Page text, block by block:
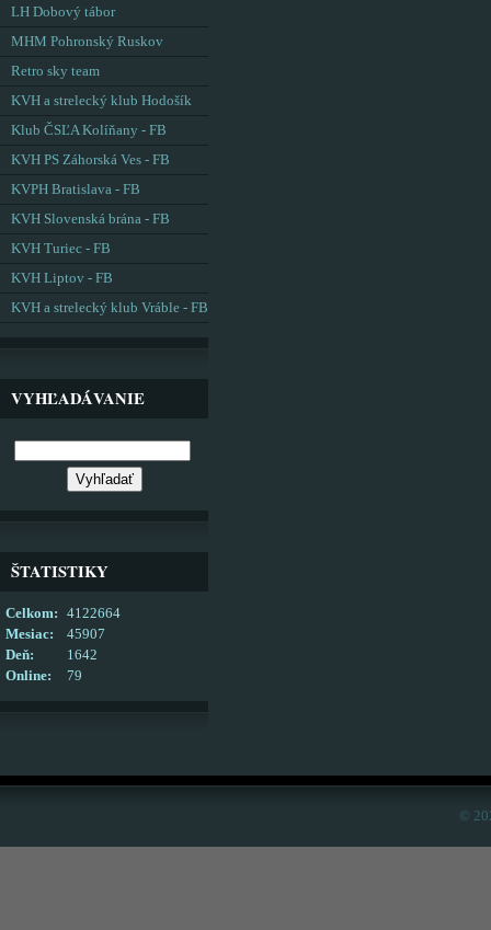
LH Dobový tábor
MHM Pohronský Ruskov
Retro sky team
KVH a strelecký klub Hodošík
Klub ČSĽA Kolíňany - FB
KVH PS Záhorská Ves - FB
KVPH Bratislava - FB
KVH Slovenská brána - FB
KVH Turiec - FB
KVH Liptov - FB
KVH a strelecký klub Vráble - FB
VYHĽADÁVANIE
ŠTATISTIKY
Online: 79
Celkom:
4122664
Mesiac:
45907
Deň:
1642
©